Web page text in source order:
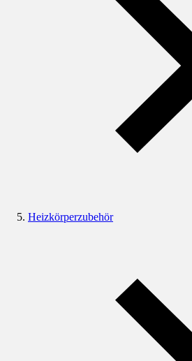
Heizkörperzubehör